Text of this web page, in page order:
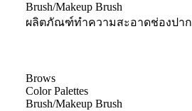
Brush/Makeup Brush
ผลิตภัณฑ์ทำความสะอาดช่องปาก
Brows
Color Palettes
Brush/Makeup Brush